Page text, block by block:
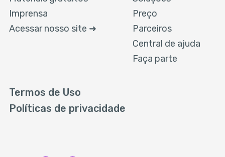
Imprensa
Acessar nosso site ➜
Preço
Parceiros
Central de ajuda
Faça parte
Termos de Uso
Políticas de privacidade